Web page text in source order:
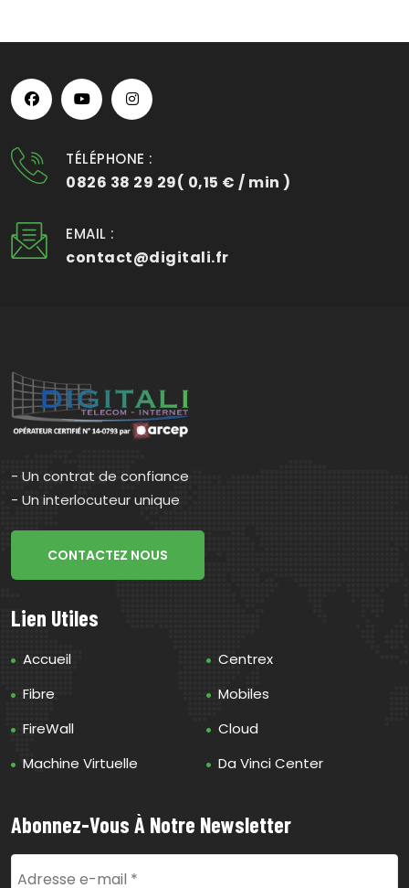
TÉLÉPHONE :
0826 38 29 29( 0,15 € / min )
EMAIL :
contact@digitali.fr
- Un contrat de confiance
- Un interlocuteur unique
CONTACTEZ NOUS
Lien Utiles
Accueil
Centrex
Fibre
Mobiles
FireWall
Cloud
Machine Virtuelle
Da Vinci Center
Abonnez-Vous À Notre Newsletter